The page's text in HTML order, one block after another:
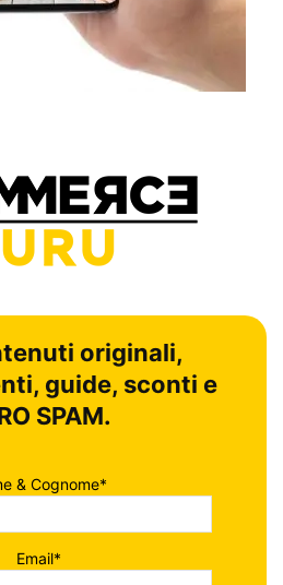
originali,
guide, sconti e
SPAM.
& Cognome*
Email*